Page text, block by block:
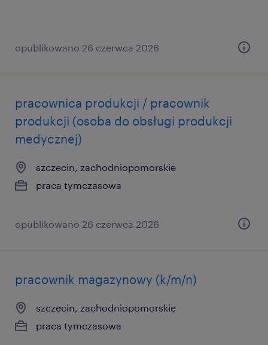
opublikowano 26 czerwca 2026
pracownica produkcji / pracownik
produkcji (osoba do obsługi produkcji
medycznej)
szczecin, zachodniopomorskie
praca tymczasowa
opublikowano 26 czerwca 2026
pracownik magazynowy (k/m/n)
szczecin, zachodniopomorskie
praca tymczasowa